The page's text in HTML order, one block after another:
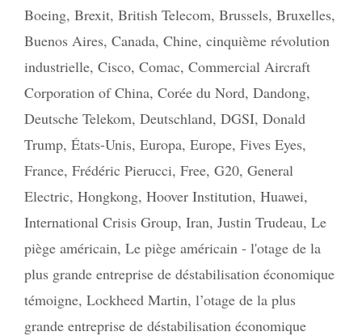
Boeing, Brexit, British Telecom, Brussels, Bruxelles,
Buenos Aires, Canada, Chine, cinquième révolution
industrielle, Cisco, Comac, Commercial Aircraft
Corporation of China, Corée du Nord, Dandong,
Deutsche Telekom, Deutschland, DGSI, Donald
Trump, États-Unis, Europa, Europe, Fives Eyes,
France, Frédéric Pierucci, Free, G20, General
Electric, Hongkong, Hoover Institution, Huawei,
International Crisis Group, Iran, Justin Trudeau, Le
piège américain, Le piège américain - l'otage de la
plus grande entreprise de déstabilisation économique
témoigne, Lockheed Martin, l’otage de la plus
grande entreprise de déstabilisation économique